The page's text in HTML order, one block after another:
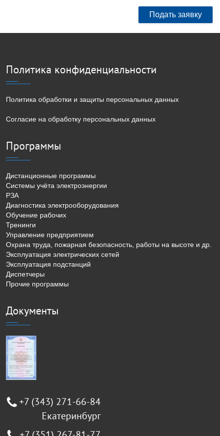
Подать заявку
Политика конфиденциальности
Политика обработки и защиты персональных данных
Согласие на обработку персональных данных
Программы
Дистанционные программы
Системы учёта электроэнергии
РЗА
Диагностика электрооборудования
Обучение рабочих
Тренинги
Управление предприятием
Охрана труда, пожарная безопасность, работы на высоте и др.
Эксплуатация электрических сетей
Эксплуатация подстанций
Диспетчеры
Прочие программы
Документы
+7 (343) 271-66-84
Екатеринбург